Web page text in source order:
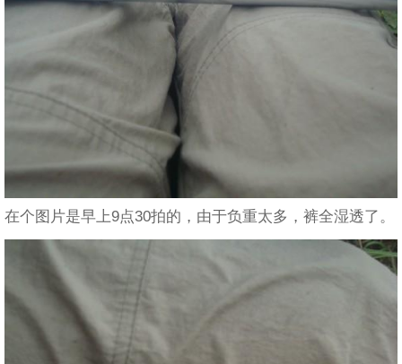
在个图片是早上9点30拍的，由于负重太多，裤全湿透了。